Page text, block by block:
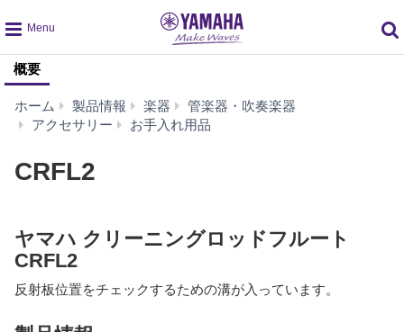
global
navigation
概要
ホーム 製品情報 楽器
管楽器・吹奏楽器
アクセサリー
お手入れ用品
CRFL2
ヤマハ クリーニングロッドフルート
CRFL2
反射板位置をチェックするための溝が入っています。